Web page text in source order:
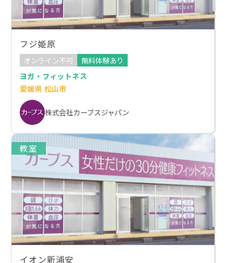
フジ姫原
オンライン不可
無料体験あり
ヨガ・フィットネス
愛媛県 松山市
株式会社カーブスジャパン
教室
イオン新浦安